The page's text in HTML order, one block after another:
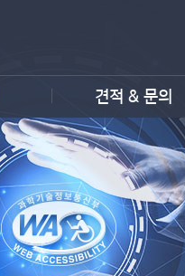
견적 & 문의